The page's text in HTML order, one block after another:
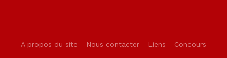
A propos du site - Nous contacter - Liens - Concours